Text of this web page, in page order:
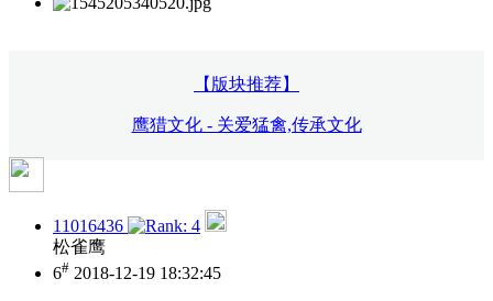
【版块推荐】
鹰猎文化 - 关爱猛禽,传承文化
11016436
松雀鹰
6# 2018-12-19 18:32:45